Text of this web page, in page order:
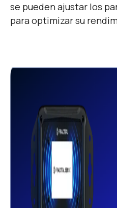
se pueden ajustar los
para optimizar su